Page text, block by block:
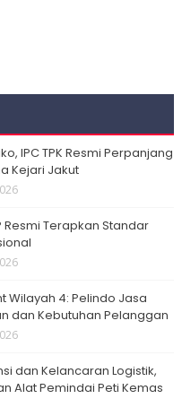
IPC TPK Resmi Perpanjang
Kejari Jakut
Resmi Terapkan Standar
Wilayah 4: Pelindo Jasa
dan Kebutuhan Pelanggan
dan Kelancaran Logistik,
Alat Pemindai Peti Kemas